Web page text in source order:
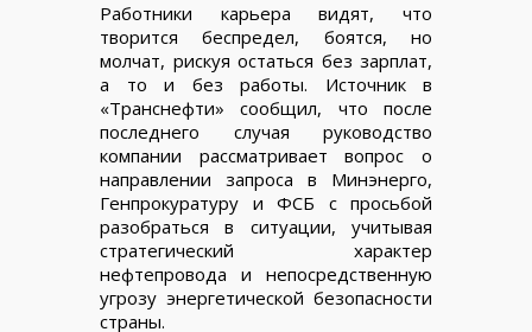
Работники карьера видят, что
творится беспредел, боятся, но
молчат, рискуя остаться без зарплат,
а то и без работы. Источник в
«Транснефти» сообщил, что после
последнего случая руководство
компании рассматривает вопрос о
направлении запроса в Минэнерго,
Генпрокуратуру и ФСБ с просьбой
разобраться в ситуации, учитывая
стратегический характер
нефтепровода и непосредственную
угрозу энергетической безопасности
страны.